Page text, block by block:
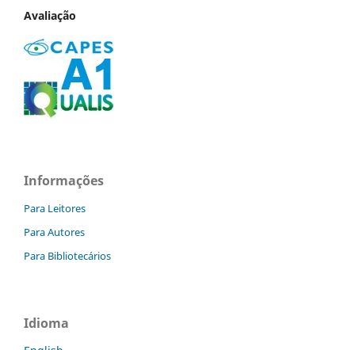
Avaliação
Informações
Para Leitores
Para Autores
Para Bibliotecários
Idioma